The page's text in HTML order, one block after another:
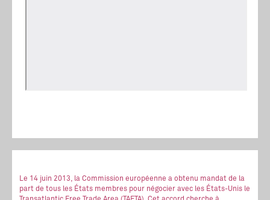
Le 14 juin 2013, la Commission européenne a obtenu mandat de la
part de tous les États membres pour négocier avec les États-Unis le